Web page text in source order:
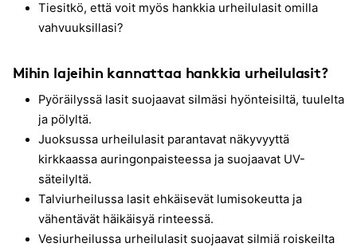
Tiesitkö, että voit myös hankkia urheilulasit omilla
vahvuuksillasi?
Mihin lajeihin kannattaa hankkia urheilulasit?
Pyöräilyssä lasit suojaavat silmäsi hyönteisiltä, tuulelta
ja pölyltä.
Juoksussa urheilulasit parantavat näkyvyyttä
kirkkaassa auringonpaisteessa ja suojaavat UV-
säteilyltä.
Talviurheilussa lasit ehkäisevät lumisokeutta ja
vähentävät häikäisyä rinteessä.
Vesiurheilussa urheilulasit suojaavat silmiä roiskeilta